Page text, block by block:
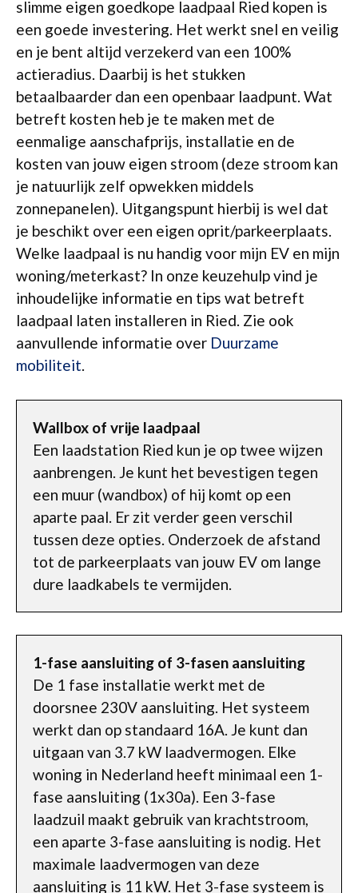
slimme eigen goedkope laadpaal Ried kopen is
een goede investering. Het werkt snel en veilig
en je bent altijd verzekerd van een 100%
actieradius. Daarbij is het stukken
betaalbaarder dan een openbaar laadpunt. Wat
betreft kosten heb je te maken met de
eenmalige aanschafprijs, installatie en de
kosten van jouw eigen stroom (deze stroom kan
je natuurlijk zelf opwekken middels
zonnepanelen). Uitgangspunt hierbij is wel dat
je beschikt over een eigen oprit/parkeerplaats.
Welke laadpaal is nu handig voor mijn EV en mijn
woning/meterkast? In onze keuzehulp vind je
inhoudelijke informatie en tips wat betreft
laadpaal laten installeren in Ried. Zie ook
aanvullende informatie over Duurzame
mobiliteit.
Wallbox of vrije laadpaal
Een laadstation Ried kun je op twee wijzen
aanbrengen. Je kunt het bevestigen tegen
een muur (wandbox) of hij komt op een
aparte paal. Er zit verder geen verschil
tussen deze opties. Onderzoek de afstand
tot de parkeerplaats van jouw EV om lange
dure laadkabels te vermijden.
1-fase aansluiting of 3-fasen aansluiting
De 1 fase installatie werkt met de
doorsnee 230V aansluiting. Het systeem
werkt dan op standaard 16A. Je kunt dan
uitgaan van 3.7 kW laadvermogen. Elke
woning in Nederland heeft minimaal een 1-
fase aansluiting (1x30a). Een 3-fase
laadzuil maakt gebruik van krachtstroom,
een aparte 3-fase aansluiting is nodig. Het
maximale laadvermogen van deze
aansluiting is 11 kW. Het 3-fase systeem is